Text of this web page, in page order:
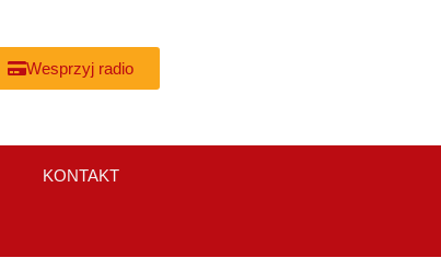
Wesprzyj radio
KONTAKT